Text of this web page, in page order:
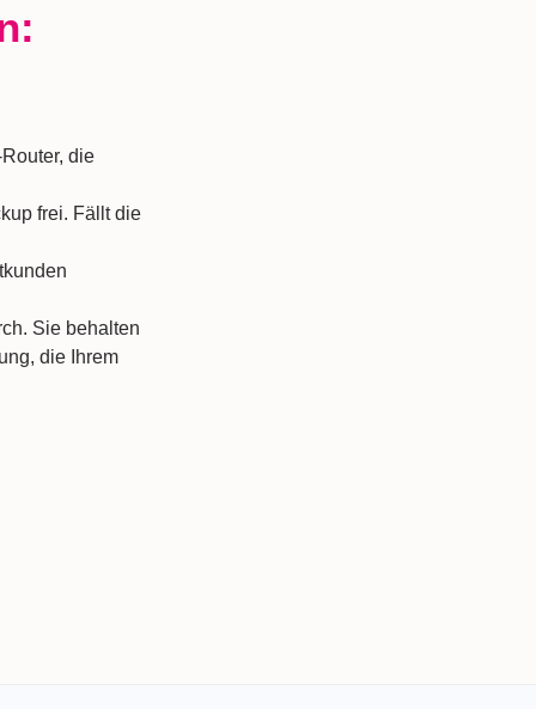
die
frei. Fällt die
Sie behalten
die Ihrem